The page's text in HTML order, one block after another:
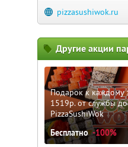
pizzasushiwok.ru
Другие акции
Подарок к каждому
1519р. от службы
PizzaSushiWok
Бесплатно -100%